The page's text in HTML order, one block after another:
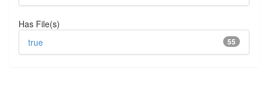
Has File(s)
55
true